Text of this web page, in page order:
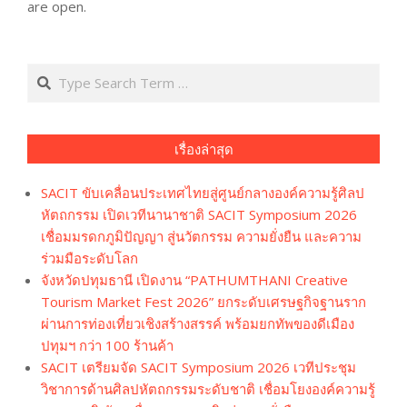
are open.
Search
เรื่องล่าสุด
SACIT ขับเคลื่อนประเทศไทยสู่ศูนย์กลางองค์ความรู้ศิลป
หัตถกรรม เปิดเวทีนานาชาติ SACIT Symposium 2026
เชื่อมมรดกภูมิปัญญา สู่นวัตกรรม ความยั่งยืน และความ
ร่วมมือระดับโลก
จังหวัดปทุมธานี เปิดงาน “PATHUMTHANI Creative
Tourism Market Fest 2026” ยกระดับเศรษฐกิจฐานราก
ผ่านการท่องเที่ยวเชิงสร้างสรรค์ พร้อมยกทัพของดีเมือง
ปทุมฯ กว่า 100 ร้านค้า
SACIT เตรียมจัด SACIT Symposium 2026 เวทีประชุม
วิชาการด้านศิลปหัตถกรรมระดับชาติ เชื่อมโยงองค์ความรู้